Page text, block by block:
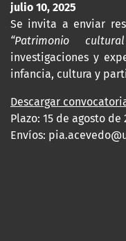
julio 10, 2025
Se invita a enviar
“Patrimonio
investigaciones y
infancia, cultura y
Descargar
Plazo: 15 de agosto de
Envíos: